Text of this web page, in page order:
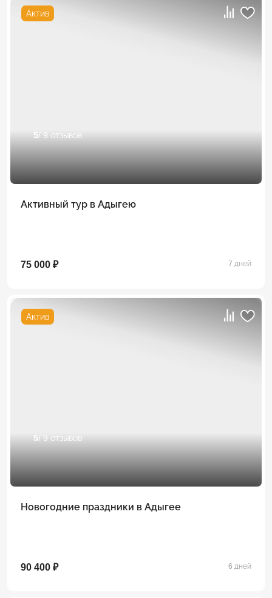
Актив
5/ 9 отзывов
Активный тур в Адыгею
75 000 ₽ 7 дней
Актив
5/ 9 отзывов
Новогодние праздники в Адыгее
90 400 ₽ 6 дней